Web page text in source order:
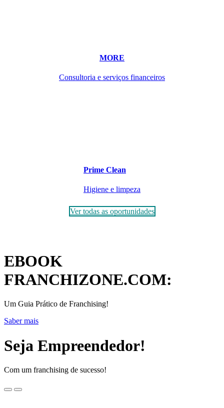
MORE
Consultoria e serviços financeiros
Prime Clean
Higiene e limpeza
Ver todas as oportunidades
EBOOK
FRANCHIZONE.COM:
Um Guia Prático de Franchising!
Saber mais
Seja Empreendedor!
Com um franchising de sucesso!